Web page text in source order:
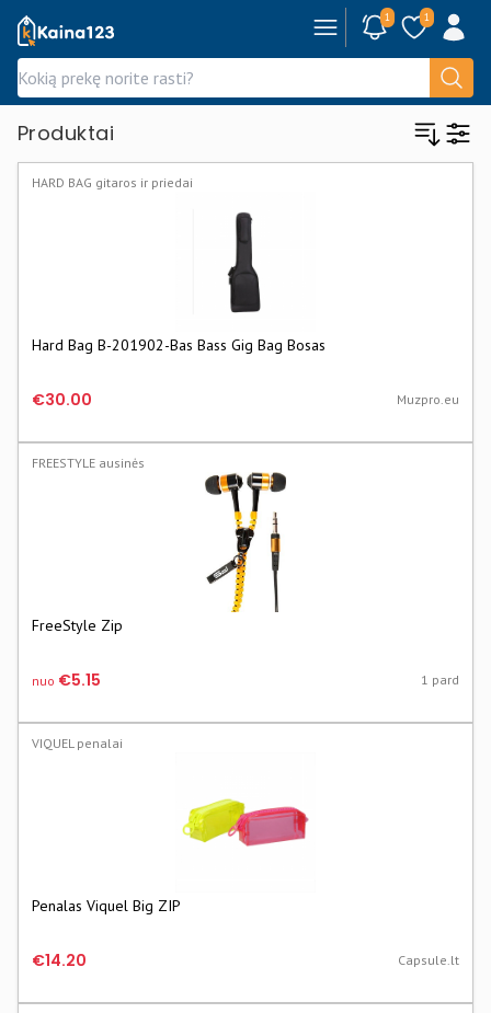
Kaina123.lt 1 1
Produktai
HARD BAG gitaros ir priedai
Hard Bag B-201902-Bas Bass Gig Bag Bosas
€30.00 Muzpro.eu
FREESTYLE ausinės
FreeStyle Zip
nuo €5.15 1 pard
VIQUEL penalai
Penalas Viquel Big ZIP
€14.20 Capsule.lt